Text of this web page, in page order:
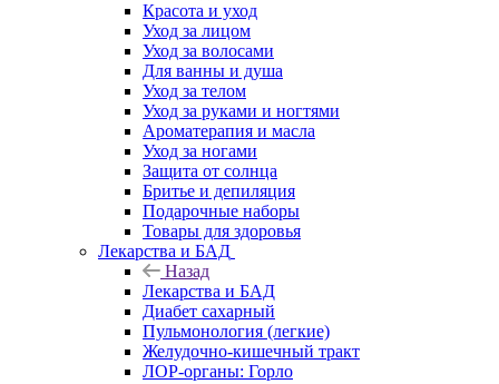
Красота и уход
Уход за лицом
Уход за волосами
Для ванны и душа
Уход за телом
Уход за руками и ногтями
Ароматерапия и масла
Уход за ногами
Защита от солнца
Бритье и депиляция
Подарочные наборы
Товары для здоровья
Лекарства и БАД
Назад
Лекарства и БАД
Диабет сахарный
Пульмонология (легкие)
Желудочно-кишечный тракт
ЛОР-органы: Горло